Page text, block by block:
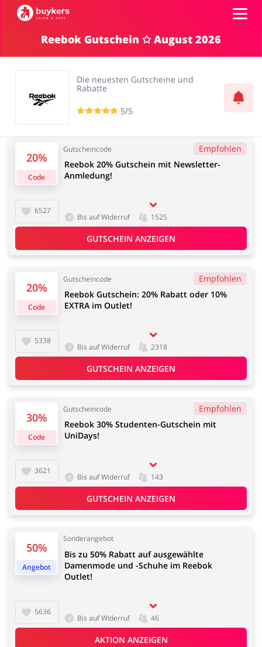
Kategorien
Bürobedarf &
Schreibwaren
Sport & Hobby Schmuck & Uhren
Blumen & Geschenke Reisen
Tierbedarf
GUTSCHEIN EINFÜGEN
Reebok Gutschein ✩ August 2026
Die neuesten Gutscheine und
Rabatte
5/5
20%
Code
Gutscheincode Empfohlen
6527
Reebok 20% Gutschein mit Newsletter-
Anmledung!
Bis auf Widerruf 1525
GUTSCHEIN ANZEIGEN
20%
Code
Gutscheincode Empfohlen
5338
Reebok Gutschein: 20% Rabatt oder 10%
EXTRA im Outlet!
Bis auf Widerruf 2318
GUTSCHEIN ANZEIGEN
30%
Code
Gutscheincode Empfohlen
3621
Reebok 30% Studenten-Gutschein mit
UniDays!
Bis auf Widerruf 143
GUTSCHEIN ANZEIGEN
50%
Angebot
Sonderangebot
5636
Bis zu 50% Rabatt auf ausgewählte
Damenmode und -Schuhe im Reebok
Outlet!
Bis auf Widerruf 46
AKTION ANZEIGEN